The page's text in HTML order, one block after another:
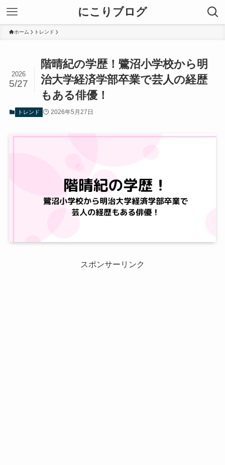
にこりブログ
ホーム トレンド
階晴紀の学歴！鷺沼小学校から明
治大学経済学部卒業で芸人の経歴
もある俳優！
2026
5/27
トレンド 2026年5月27日
スポンサーリンク